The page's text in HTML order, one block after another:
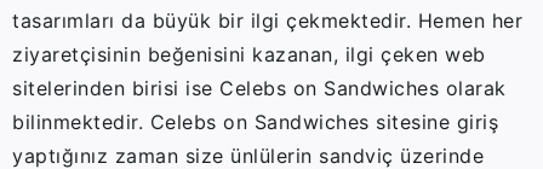
tasarımları da büyük bir ilgi çekmektedir. Hemen her
ziyaretçisinin beğenisini kazanan, ilgi çeken web
sitelerinden birisi ise Celebs on Sandwiches olarak
bilinmektedir. Celebs on Sandwiches sitesine giriş
yaptığınız zaman size ünlülerin sandviç üzerinde